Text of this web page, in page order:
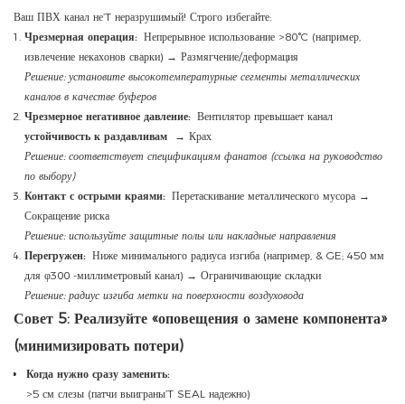
Ваш ПВХ канал не’T неразрушимый! Строго избегайте:
Чрезмерная операция: Непрерывное использование >80°C (например,
извлечение некахонов сварки) → Размягчение/деформация
Решение: установите высокотемпературные сегменты металлических
каналов в качестве буферов
Чрезмерное негативное давление: Вентилятор превышает канал
устойчивость к раздавливам
→ Крах
Решение: соответствует спецификациям фанатов (ссылка на руководство
по выбору)
Контакт с острыми краями: Перетаскивание металлического мусора →
Сокращение риска
Решение: используйте защитные полы или накладные направления
Перегружен: Ниже минимального радиуса изгиба (например, & GE; 450 мм
для φ300 -миллиметровый канал) → Ограничивающие складки
Решение: радиус изгиба метки на поверхности воздуховода
Совет 5: Реализуйте «оповещения о замене компонента»
(минимизировать потери)
Когда нужно сразу заменить:
>5 см слезы (патчи выиграны’T SEAL надежно)